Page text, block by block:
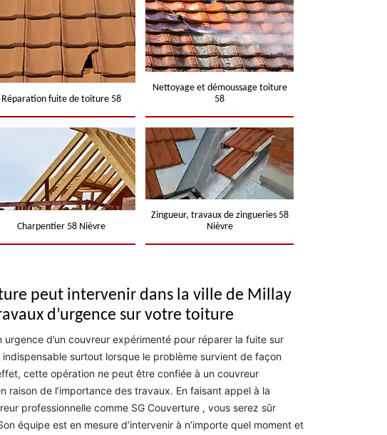
Réparation fuite de toiture 58
Nettoyage et démoussage toiture
58
Charpentier 58 Nièvre
Zingueur, travaux de zingueries 58
Nièvre
peut intervenir dans la ville de Millay
d’urgence sur votre toiture
urgence d’un couvreur expérimenté pour réparer la fuite sur
surtout lorsque le problème survient de façon
cette opération ne peut être confiée à un couvreur
raison de l’importance des travaux. En faisant appel à la
professionnelle comme SG Couverture , vous serez sûr
équipe est en mesure d’intervenir à n’importe quel moment et